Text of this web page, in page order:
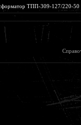
ТПП-309-127/220-50